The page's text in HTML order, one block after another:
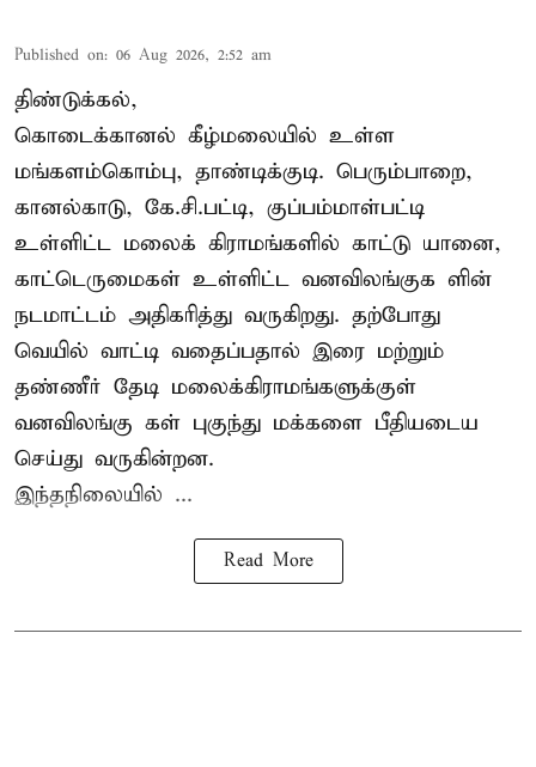
Published on: 06 Aug 2026, 2:52 am
திண்டுக்கல்,
கொடைக்கானல் கீழ்மலையில் உள்ள
மங்களம்கொம்பு, தாண்டிக்குடி. பெரும்பாறை,
கானல்காடு, கே.சி.பட்டி, குப்பம்மாள்பட்டி
உள்ளிட்ட மலைக் கிராமங்களில் காட்டு யானை,
காட்டெருமைகள் உள்ளிட்ட வனவிலங்குக ளின்
நடமாட்டம் அதிகரித்து வருகிறது. தற்போது
வெயில் வாட்டி வதைப்பதால் இரை மற்றும்
தண்ணீர் தேடி மலைக்கிராமங்களுக்குள்
வனவிலங்கு கள் புகுந்து மக்களை பீதியடைய
செய்து வருகின்றன.
இந்தநிலையில் ...
Read More